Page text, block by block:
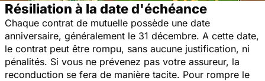
Résiliation à la date d'échéance
Chaque contrat de mutuelle possède une date
anniversaire, généralement le 31 décembre. A cette date,
le contrat peut être rompu, sans aucune justification, ni
pénalités. Si vous ne prévenez pas votre assureur, la
reconduction se fera de manière tacite. Pour rompre le